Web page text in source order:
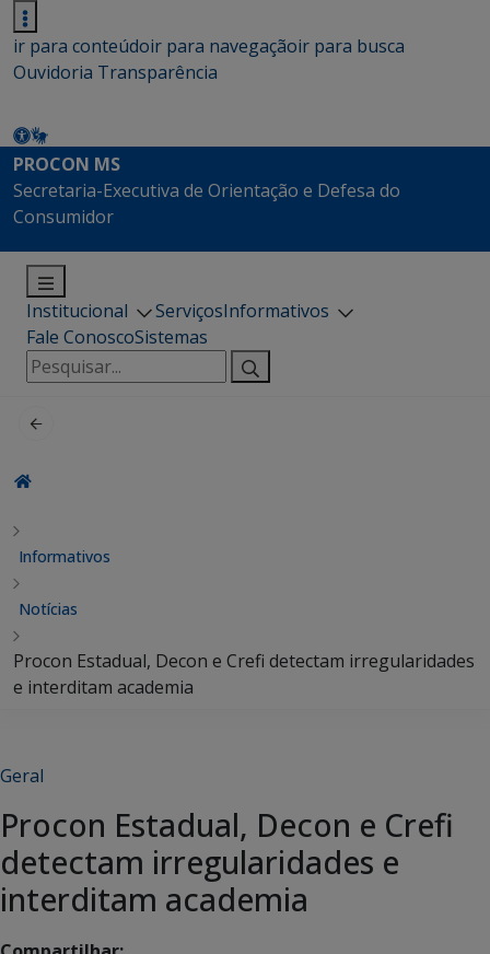
ir para conteúdoir para navegaçãoir para busca
Ouvidoria Transparência
PROCON MS
Secretaria-Executiva de Orientação e Defesa do
Consumidor
Institucional ServiçosInformativos
Fale ConoscoSistemas
Pesquisar
por:
Informativos
Notícias
Procon Estadual, Decon e Crefi detectam irregularidades
e interditam academia
Geral
Procon Estadual, Decon e Crefi
detectam irregularidades e
interditam academia